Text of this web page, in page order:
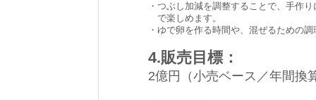
・ つぶし加減を調整することで、手作
で楽しめます。
・ ゆで卵を作る時間や、混ぜるための
4.販売目標：
2億円（小売ベース／年間換